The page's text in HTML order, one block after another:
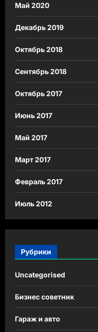
Май 2020
Декабрь 2019
Октябрь 2018
Сентябрь 2018
Октябрь 2017
Июнь 2017
Май 2017
Март 2017
Февраль 2017
Июль 2012
Рубрики
Uncategorised
Бизнес советник
Гараж и авто